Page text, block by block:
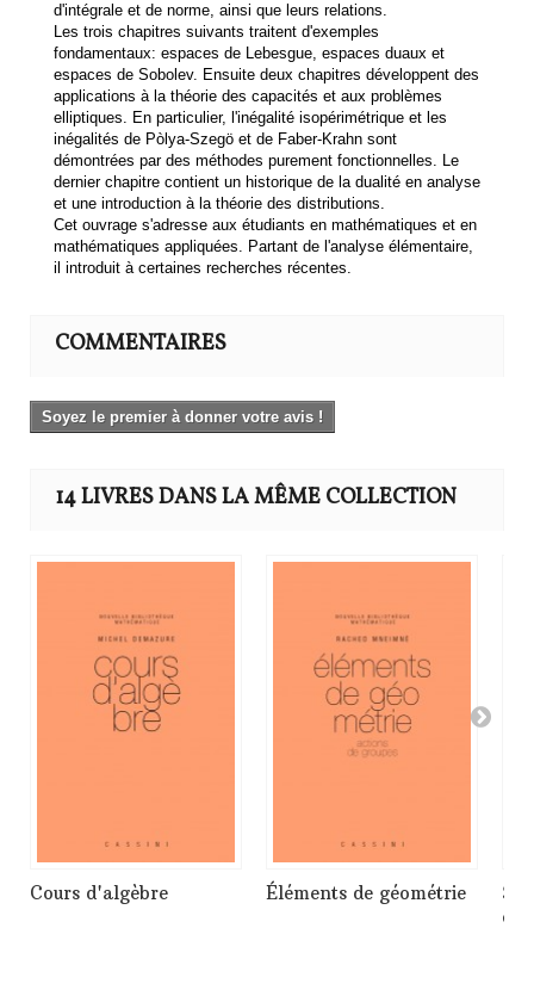
d'intégrale et de norme, ainsi que leurs relations.
Les trois chapitres suivants traitent d'exemples
fondamentaux: espaces de Lebesgue, espaces duaux et
espaces de Sobolev. Ensuite deux chapitres développent des
applications à la théorie des capacités et aux problèmes
elliptiques. En particulier, l'inégalité isopérimétrique et les
inégalités de Pòlya-Szegö et de Faber-Krahn sont
démontrées par des méthodes purement fonctionnelles. Le
dernier chapitre contient un historique de la dualité en analyse
et une introduction à la théorie des distributions.
Cet ouvrage s'adresse aux étudiants en mathématiques et en
mathématiques appliquées. Partant de l'analyse élémentaire,
il introduit à certaines recherches récentes.
COMMENTAIRES
Soyez le premier à donner votre avis !
14 LIVRES DANS LA MÊME COLLECTION
Cours d'algèbre Éléments de géométrie